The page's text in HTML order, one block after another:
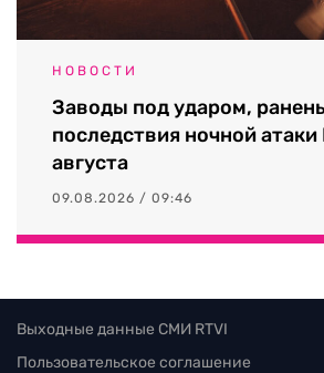
НОВОСТИ
Заводы под ударом,
последствия ночной
августа
09.08.2026 / 09:46
Выходные данные СМИ RTVI
Пользовательское соглашение